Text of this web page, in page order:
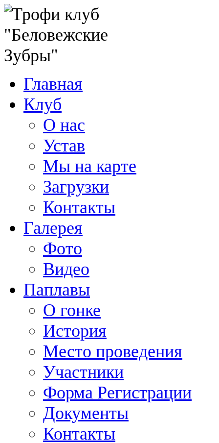
Главная
Клуб
О нас
Устав
Мы на карте
Загрузки
Контакты
Галерея
Фото
Видео
Паплавы
О гонке
История
Место проведения
Участники
Форма Регистрации
Документы
Контакты